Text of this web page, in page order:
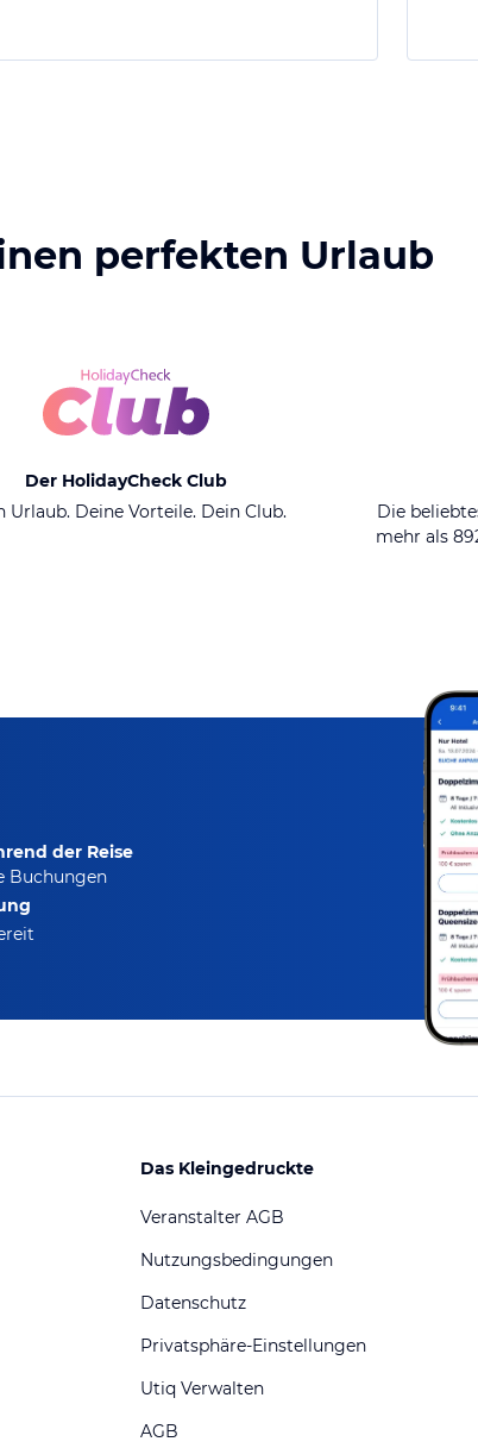
perfekten Urlaub
Der HolidayCheck Club
Urlaub. Deine Vorteile. Dein Club.
Die
mehr als
der Reise
Buchungen
Das Kleingedruckte
Veranstalter AGB
Nutzungsbedingungen
Datenschutz
Privatsphäre-Einstellungen
Utiq Verwalten
AGB